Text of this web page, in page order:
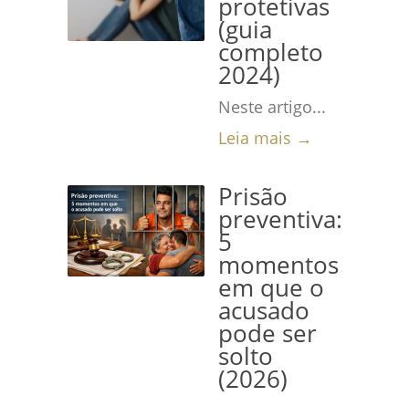
protetivas
(guia
completo
2024)
Neste artigo...
Leia mais →
Prisão
preventiva:
5
momentos
em que o
acusado
pode ser
solto
(2026)